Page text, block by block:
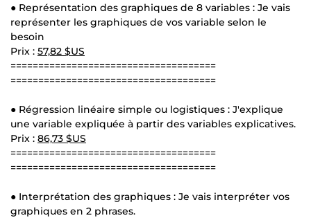
● Représentation des graphiques de 8 variables : Je vais
représenter les graphiques de vos variable selon le
besoin
Prix : 57,82 $US
=====================================
=====================================
● Régression linéaire simple ou logistiques : J'explique
une variable expliquée à partir des variables explicatives.
Prix : 86,73 $US
=====================================
=====================================
● Interprétation des graphiques : Je vais interpréter vos
graphiques en 2 phrases.